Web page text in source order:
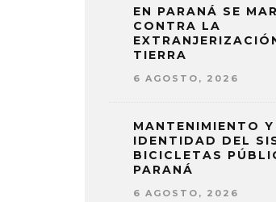
EN PARANÁ SE
CONTRA LA
TIERRA
6 AGOSTO, 2026
MANTENIMIENTO Y
IDENTIDAD DEL
BICICLETAS
PARANÁ
6 AGOSTO, 2026